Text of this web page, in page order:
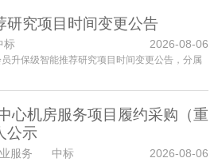
研究项目时间变更公告
2026-08-06
升保级智能推荐研究项目时间变更公告，分属
心机房服务项目履约采购（重
公示
业服务 中标 2026-08-06